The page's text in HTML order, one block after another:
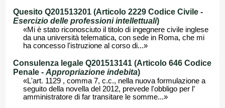
Quesito Q201513201 (Articolo 2229 Codice Civile -
Esercizio delle professioni intellettuali)
«Mi è stato riconosciuto il titolo di ingegnere civile inglese
da una università telematica, con sede in Roma, che mi
ha concesso l'istruzione al corso di...»
Consulenza legale Q201513141 (Articolo 646 Codice
Penale - Appropriazione indebita)
«L'art. 1129 , comma 7, c.c., nella nuova formulazione a
seguito della novella del 2012, prevede l'obbligo per l’
amministratore di far transitare le somme...»